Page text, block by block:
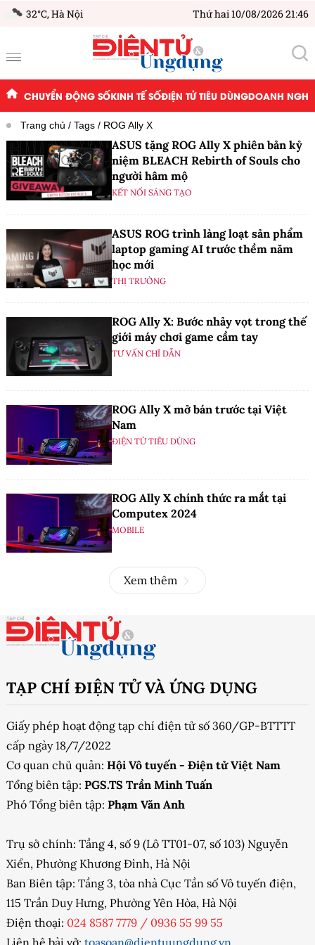
32°C,Hà Nội Thứ hai 10/08/2026 21:46
CHUYỂN ĐỘNG SỐKINH TẾ SỐĐIỆN TỬ TIÊU DÙNGDOANH
Trang chủ Tags ROG Ally X
ASUS tặng ROG Ally X phiên bản kỷ
niệm BLEACH Rebirth of Souls cho
người hâm mộ
KẾT NỐI SÁNG TẠO
ASUS ROG trình làng loạt sản phẩm
laptop gaming AI trước thềm năm
học mới
THỊ TRƯỜNG
ROG Ally X: Bước nhảy vọt trong thế
giới máy chơi game cầm tay
TƯ VẤN CHỈ DẪN
ROG Ally X mở bán trước tại Việt
Nam
ĐIỆN TỬ TIÊU DÙNG
ROG Ally X chính thức ra mắt tại
Computex 2024
MOBILE
Xem thêm
TẠP CHÍ ĐIỆN TỬ VÀ ỨNG DỤNG
Giấy phép hoạt động tạp chí điện tử số 360/GP-BTTTT
cấp ngày 18/7/2022
Cơ quan chủ quản: Hội Vô tuyến - Điện tử Việt Nam
Tổng biên tập: PGS.TS Trần Minh Tuấn
Phó Tổng biên tập: Phạm Văn Anh
Trụ sở chính: Tầng 4, số 9 (Lô TT01-07, số 103) Nguyễn
Xiển, Phường Khương Đình, Hà Nội
Ban Biên tập: Tầng 3, tòa nhà Cục Tần số Vô tuyến điện,
115 Trần Duy Hưng, Phường Yên Hòa, Hà Nội
Điện thoại: 024 8587 7779 / 0936 55 99 55